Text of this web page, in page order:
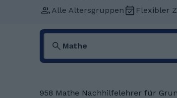
Alle Altersgruppen
Flexibler
958 Mathe Nachhilfelehrer für